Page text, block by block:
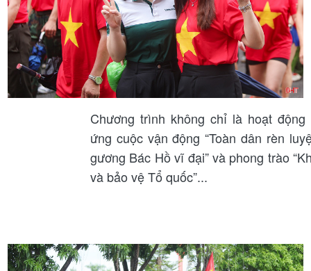
Chương trình không chỉ là hoạt
ứng cuộc vận động “Toàn dân rèn
gương Bác Hồ vĩ đại” và phong trào
và bảo vệ Tổ quốc”...